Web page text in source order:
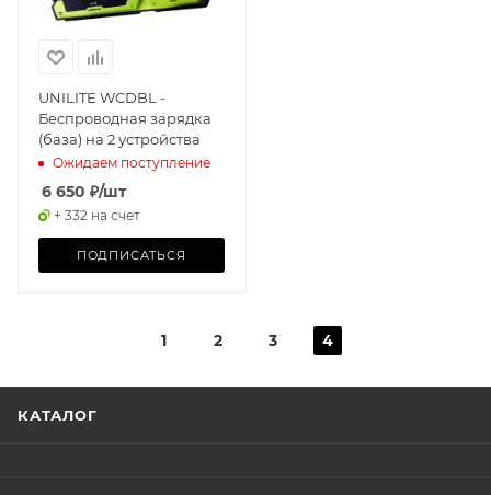
UNILITE WCDBL -
Беспроводная зарядка
(база) на 2 устройства
Ожидаем поступление
6 650 ₽/шт
+ 332 на счет
ПОДПИСАТЬСЯ
1 2 3 4
КАТАЛОГ